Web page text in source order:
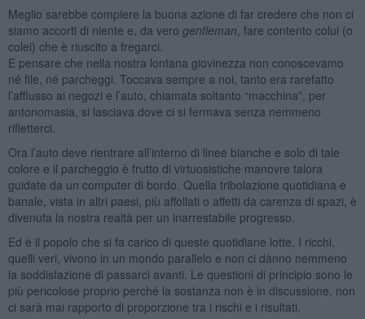
Meglio sarebbe compiere la buona azione di far credere che non ci
siamo accorti di niente e, da vero gentleman , fare contento colui (o
colei) che è riuscito a fregarci.
E pensare che nella nostra lontana giovinezza non conoscevamo
né file, né parcheggi. Toccava sempre a noi, tanto era rarefatto
l’afflusso ai negozi e l’auto, chiamata soltanto “macchina”, per
antonomasia, si lasciava dove ci si fermava senza nemmeno
rifletterci.
Ora l’auto deve rientrare all’interno di linee bianche e solo di tale
colore e il parcheggio è frutto di virtuosistiche manovre talora
guidate da un computer di bordo. Quella tribolazione quotidiana e
banale, vista in altri paesi, più affollati o affetti da carenza di spazi, è
divenuta la nostra realtà per un inarrestabile progresso.
Ed è il popolo che si fa carico di queste quotidiane lotte. I ricchi,
quelli veri, vivono in un mondo parallelo e non ci dànno nemmeno
la soddisfazione di passarci avanti. Le questioni di principio sono le
più pericolose proprio perché la sostanza non è in discussione, non
ci sarà mai rapporto di proporzione tra i rischi e i risultati.